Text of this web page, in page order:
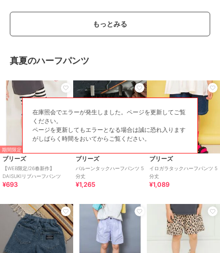
もっとみる
真夏のハーフパンツ
期間限定SALE
ブリーズ
【WEB限定/26春新作】
DAISUKIリブハーフパンツ
¥693
ブリーズ
バルーンタックハーフパンツ 5
分丈
¥1,265
ブリーズ
イロガラタックハーフパンツ 5
分丈
¥1,089
在庫照会でエラーが発生しました。ページを更新してご覧
ください。
ページを更新してもエラーとなる場合は誠に恐れ入ります
がしばらく時間をおいてからご覧ください。